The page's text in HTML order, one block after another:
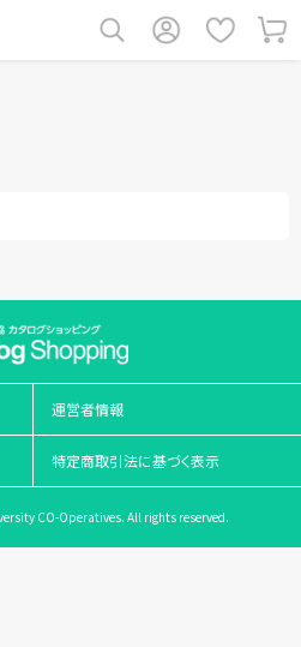
運営者情報
特定商取引法に基づく表示
CO-Operatives. All rights reserved.